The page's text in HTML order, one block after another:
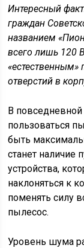
Интересный факт
граждан
названием
всего лишь 120
отверстий в
В повседневной
пользоваться
быть
станет наличие
устройства,
наклоняться к
поменять силу
пылесос.
Уровень шума